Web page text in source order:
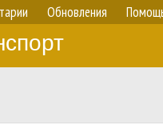
Обновления